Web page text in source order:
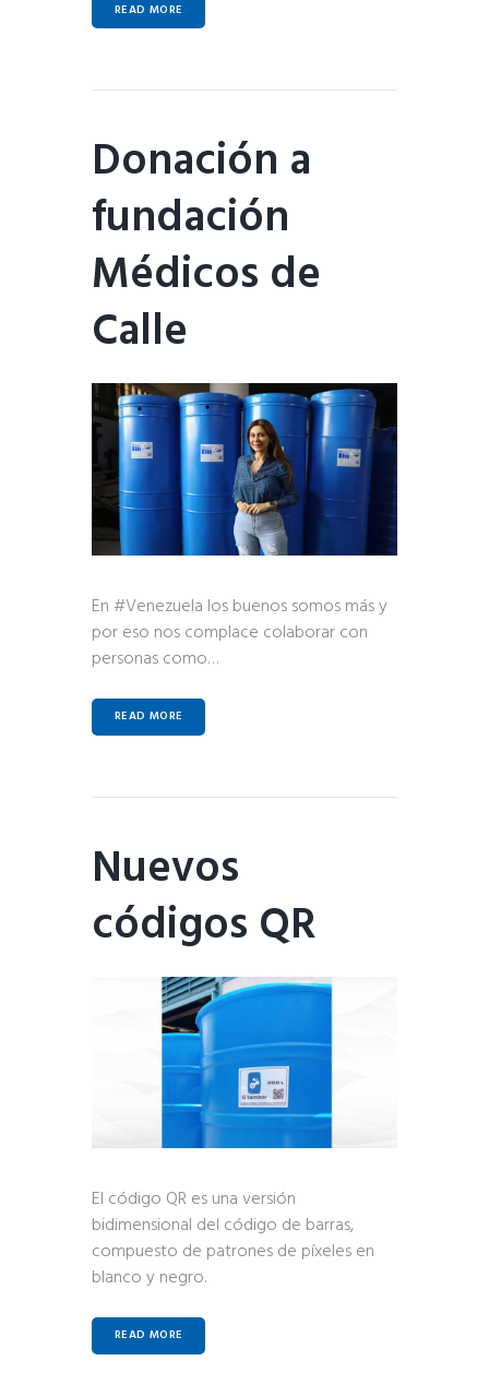
READ MORE
Donación a
fundación
Médicos de
Calle
En #Venezuela los buenos somos más y
por eso nos complace colaborar con
personas como…
READ MORE
Nuevos
códigos QR
El código QR es una versión
bidimensional del código de barras,
compuesto de patrones de píxeles en
blanco y negro.
READ MORE